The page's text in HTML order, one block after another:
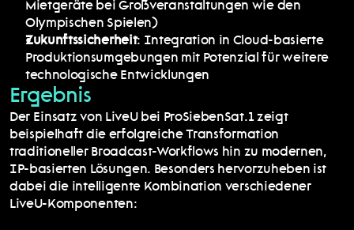
Mietgeräte bei Großveranstaltungen wie den
Olympischen Spielen)
Zukunftssicherheit: Integration in Cloud-basierte
Produktionsumgebungen mit Potenzial für weitere
technologische Entwicklungen
Ergebnis
Der Einsatz von LiveU bei ProSiebenSat.1 zeigt
beispielhaft die erfolgreiche Transformation
traditioneller Broadcast-Workflows hin zu modernen,
IP-basierten Lösungen. Besonders hervorzuheben ist
dabei die intelligente Kombination verschiedener
LiveU-Komponenten: